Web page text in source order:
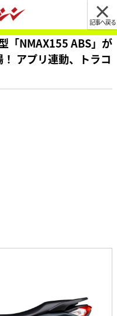
記事へ戻る
「NMAX155 ABS」が
アプリ連動、トラコ